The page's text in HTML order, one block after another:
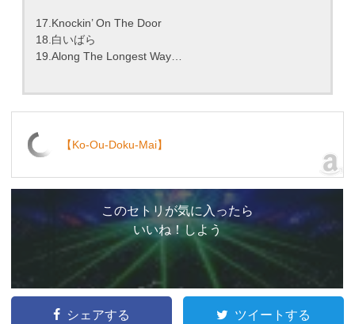
17.Knockin’ On The Door
18.白いばら
19.Along The Longest Way…
【Ko-Ou-Doku-Mai】
このセトリが気に入ったら
いいね！しよう
シェアする ツイートする